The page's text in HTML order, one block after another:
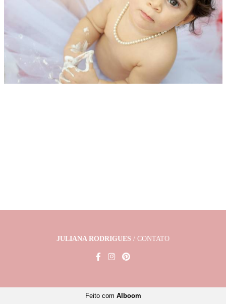
JULIANA RODRIGUES / CONTATO
Feito com Alboom